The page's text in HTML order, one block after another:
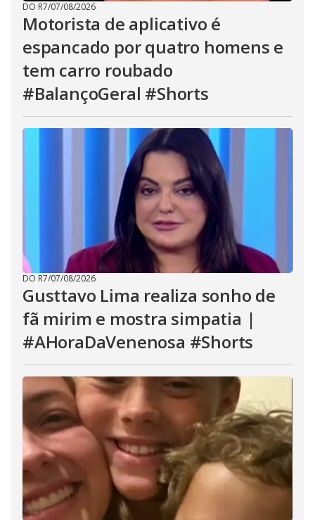
DO R7/07/08/2026
Motorista de aplicativo é
espancado por quatro homens e
tem carro roubado
#BalançoGeral #Shorts
DO R7/07/08/2026
Gusttavo Lima realiza sonho de
fã mirim e mostra simpatia |
#AHoraDaVenenosa #Shorts